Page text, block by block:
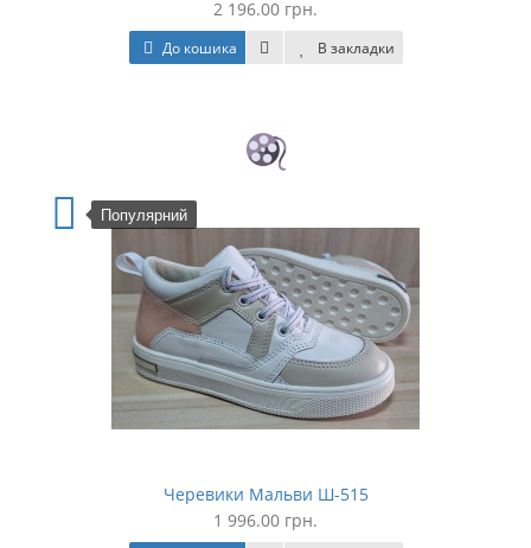
2 196.00 грн.
До кошика В закладки
Популярний
Черевики Мальви Ш-515
1 996.00 грн.